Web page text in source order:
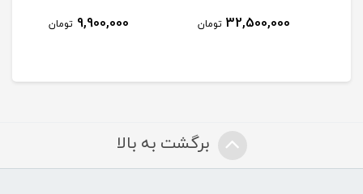
32,500,000 تومان 9,900,000 تومان
برگشت به بالا